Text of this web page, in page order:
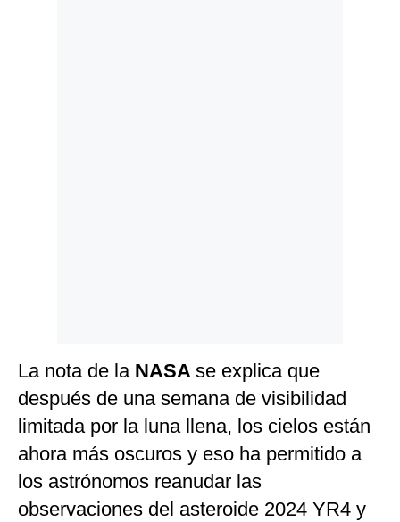
La nota de la NASA se explica que
después de una semana de visibilidad
limitada por la luna llena, los cielos están
ahora más oscuros y eso ha permitido a
los astrónomos reanudar las
observaciones del asteroide 2024 YR4 y